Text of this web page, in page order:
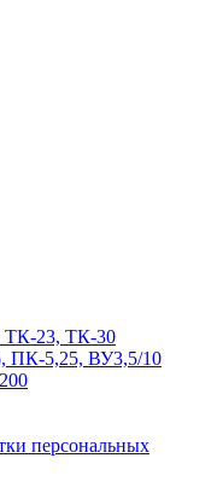
ТК-23, ТК-30
ПК-5,25, ВУ3,5/10
персональных